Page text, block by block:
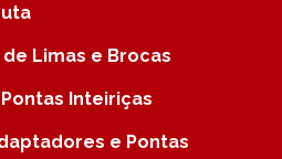
Limas e Brocas
Inteiriças
e Pontas